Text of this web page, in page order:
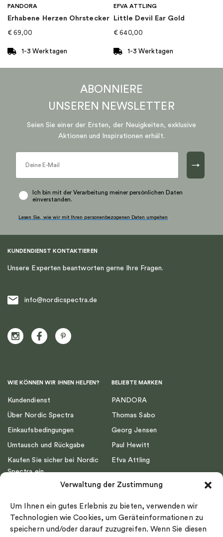
Verwaltung der Zustimmung
Um Ihnen ein gutes Erlebnis zu bieten, verwenden wir
Technologien wie Cookies, um Geräteinformationen zu
speichern und/oder darauf zuzugreifen. Wenn Sie diesen
PANDORA
Erhabene Herzen Ohrstecker
€ 69,00
1-3 Werktagen
EFVA ATTLING
Little Devil Ear Gold
€ 640,00
1-3 Werktagen
ABONNIERE
UNSEREN NEWSLETTER
Seien Sie einer der Ersten, der Neuigkeiten, exklusive
Aktionen und Inspirationen erhält.
→
Ich bin mit der Verarbeitung meiner persönlichen Daten
einverstanden.
Lesen Sie, wie wir mit Ihren personenbezogenen Daten umgehen
KUNDENDIENST KONTAKTIEREN
Unsere Experten beantworten gerne Ihre Fragen.
info@nordicspectra.de
WIE KÖNNEN WIR IHNEN HELFEN?
Kundendienst
Über Nordic Spectra
Einkaufsbedingungen
Umtausch und Rückgabe
Kaufen Sie sicher bei Nordic
Spectra ein
Impressum
Ringgröße
Widerrufsrecht
BELIEBTE MARKEN
PANDORA
Thomas Sabo
Georg Jensen
Paul Hewitt
Efva Attling
Drakenberg Sjölin
Nordic Spectra